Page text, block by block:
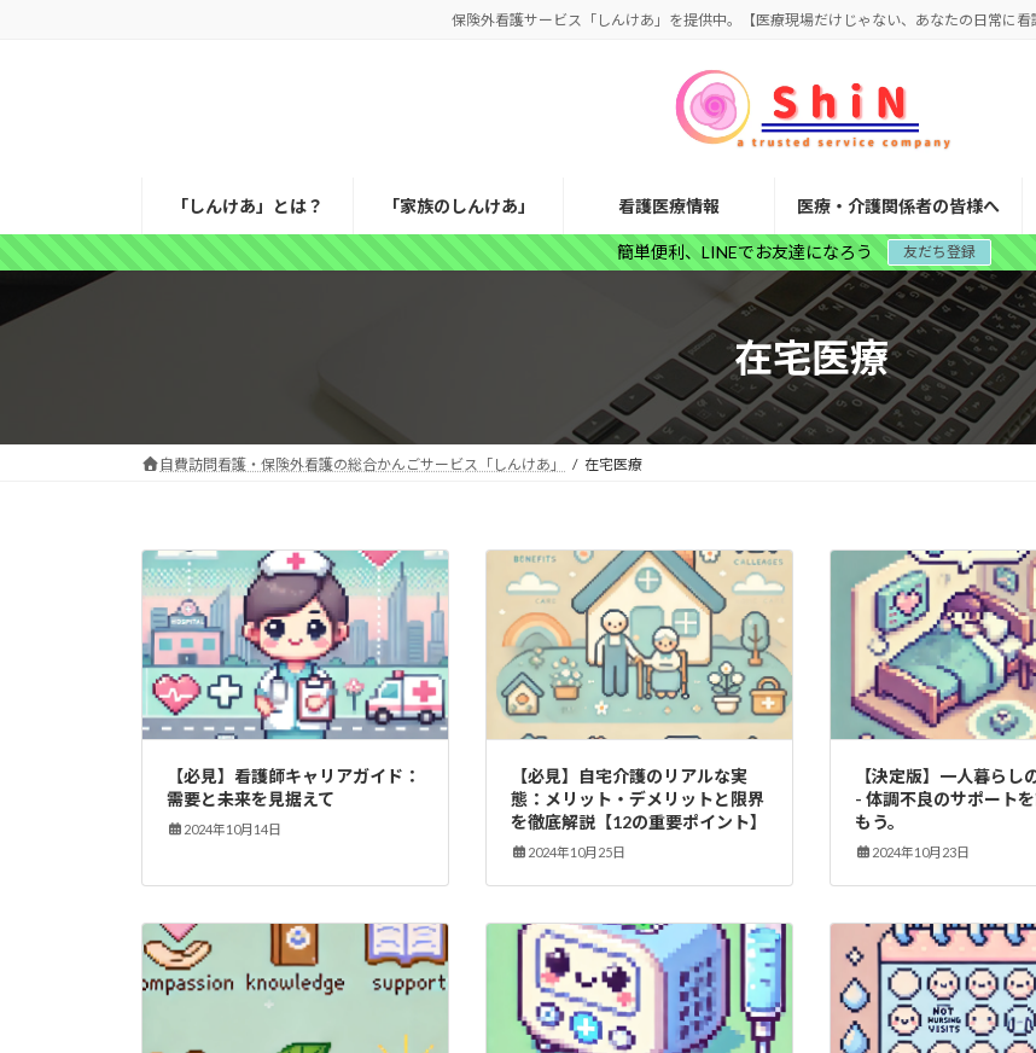
プ
動
保険外看護サービス「しんけあ」を提供中。【医療現場だけじゃない、あなたの日常に看
「しんけあ」とは？ 「家族のしんけあ」 看護医療情報 医療・介護関係者の皆様へ
簡単便利、LINEでお友達になろう 友だち登録
在宅医療
自費訪問看護・保険外看護の総合かんごサービス「しんけあ」 在宅医療
【必見】看護師キャリアガイド：
需要と未来を見据えて
2024年10月14日
【必見】自宅介護のリアルな実
態：メリット・デメリットと限界
を徹底解説【12の重要ポイント】
2024年10月25日
【決定版】一人暮らし
- 体調不良のサポート
もう。
2024年10月23日